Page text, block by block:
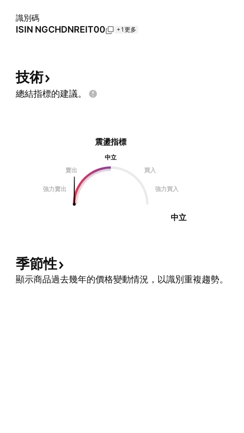
識別碼
ISIN NGCHDNREIT00 +1更多
技術
總結指標的建議。
震盪指標
中立
賣出
買入
強力賣出 強力買入
中立
季節性
顯示商品過去幾年的價格變動情況，以識別重複趨勢。